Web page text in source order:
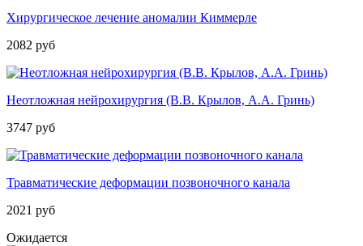
Хирургическое лечение аномалии Киммерле
2082 руб
Неотложная нейрохирургия (В.В. Крылов, А.А. Гринь)
3747 руб
Травматические деформации позвоночного канала
2021 руб
Ожидается